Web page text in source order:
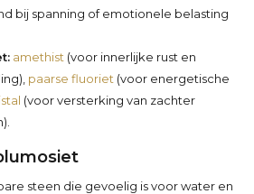
bij spanning of emotionele belasting
amethist (voor innerlijke rust en
paarse fluoriet (voor energetische
(voor versterking van zachter
steen die gevoelig is voor water en